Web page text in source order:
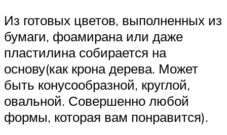
Из готовых цветов, выполненных из
бумаги, фоамирана или даже
пластилина собирается на
основу(как крона дерева. Может
быть конусообразной, круглой,
овальной. Совершенно любой
формы, которая вам понравится).